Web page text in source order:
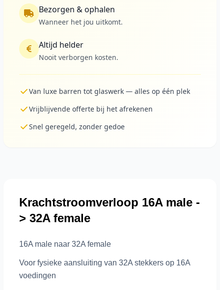
Bezorgen & ophalen
Wanneer het jou uitkomt.
Altijd helder
Nooit verborgen kosten.
Van luxe barren tot glaswerk — alles op één plek
Vrijblijvende offerte bij het afrekenen
Snel geregeld, zonder gedoe
Krachtstroomverloop 16A male -
> 32A female
16A male naar 32A female
Voor fysieke aansluiting van 32A stekkers op 16A
voedingen